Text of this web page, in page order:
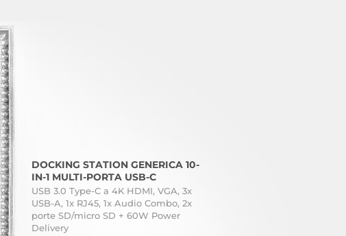
DOCKING STATION GENERICA 10-
IN-1 MULTI-PORTA USB-C
USB 3.0 Type-C a 4K HDMI, VGA, 3x
USB-A, 1x RJ45, 1x Audio Combo, 2x
porte SD/micro SD + 60W Power
Delivery